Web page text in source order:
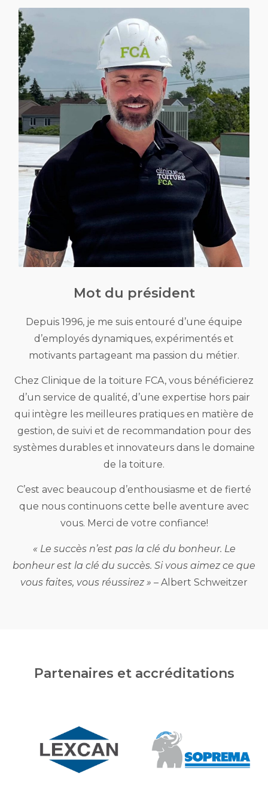
Mot du président
Depuis 1996, je me suis entouré d’une équipe
d’employés dynamiques, expérimentés et
motivants partageant ma passion du métier.
Chez Clinique de la toiture FCA, vous bénéficierez
d’un service de qualité, d’une expertise hors pair
qui intègre les meilleures pratiques en matière de
gestion, de suivi et de recommandation pour des
systèmes durables et innovateurs dans le domaine
de la toiture.
C’est avec beaucoup d’enthousiasme et de fierté
que nous continuons cette belle aventure avec
vous. Merci de votre confiance!
« Le succès n’est pas la clé du bonheur. Le
bonheur est la clé du succès. Si vous aimez ce que
vous faites, vous réussirez » – Albert Schweitzer
Partenaires et accréditations